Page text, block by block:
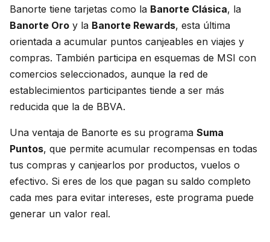
Banorte tiene tarjetas como la Banorte Clásica, la
Banorte Oro y la Banorte Rewards, esta última
orientada a acumular puntos canjeables en viajes y
compras. También participa en esquemas de MSI con
comercios seleccionados, aunque la red de
establecimientos participantes tiende a ser más
reducida que la de BBVA.
Una ventaja de Banorte es su programa Suma
Puntos, que permite acumular recompensas en todas
tus compras y canjearlos por productos, vuelos o
efectivo. Si eres de los que pagan su saldo completo
cada mes para evitar intereses, este programa puede
generar un valor real.